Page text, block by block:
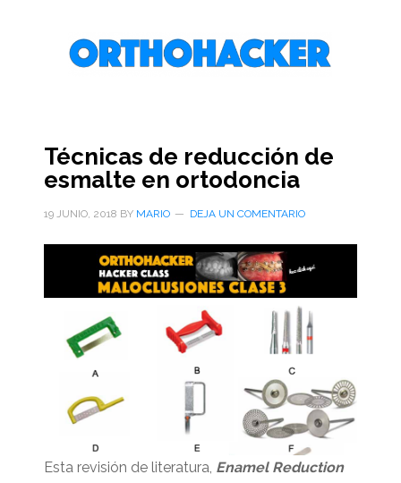
Técnicas de reducción de
esmalte en ortodoncia
19 JUNIO, 2018 BY MARIO DEJA UN COMENTARIO
Esta revisión de literatura, Enamel Reduction